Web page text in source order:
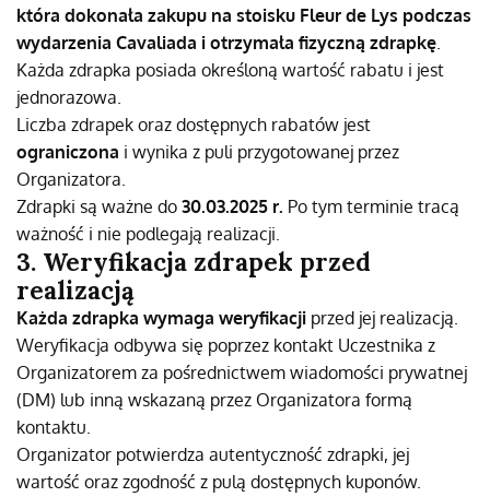
która dokonała zakupu na stoisku Fleur de Lys podczas
wydarzenia Cavaliada i otrzymała fizyczną zdrapkę.
Każda zdrapka posiada określoną wartość rabatu i jest
jednorazowa.
Liczba zdrapek oraz dostępnych rabatów jest
ograniczona i wynika z puli przygotowanej przez
Organizatora.
Zdrapki są ważne do 30.03.2025 r. Po tym terminie tracą
ważność i nie podlegają realizacji.
3. Weryfikacja zdrapek przed
realizacją
Każda zdrapka wymaga weryfikacji przed jej realizacją.
Weryfikacja odbywa się poprzez kontakt Uczestnika z
Organizatorem za pośrednictwem wiadomości prywatnej
(DM) lub inną wskazaną przez Organizatora formą
kontaktu.
Organizator potwierdza autentyczność zdrapki, jej
wartość oraz zgodność z pulą dostępnych kuponów.